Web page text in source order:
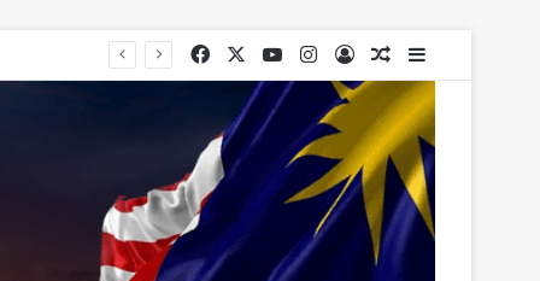
Facebook YouTubeInstagram
Log InRandom Article